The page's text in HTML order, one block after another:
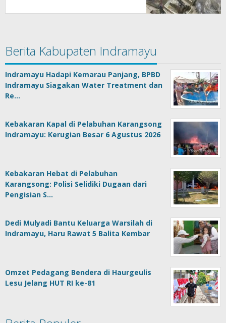
Berita Kabupaten Indramayu
Indramayu Hadapi Kemarau Panjang, BPBD
Indramayu Siagakan Water Treatment dan
Re…
Kebakaran Kapal di Pelabuhan Karangsong
Indramayu: Kerugian Besar 6 Agustus 2026
Kebakaran Hebat di Pelabuhan
Karangsong: Polisi Selidiki Dugaan dari
Pengisian S…
Dedi Mulyadi Bantu Keluarga Warsilah di
Indramayu, Haru Rawat 5 Balita Kembar
Omzet Pedagang Bendera di Haurgeulis
Lesu Jelang HUT RI ke-81